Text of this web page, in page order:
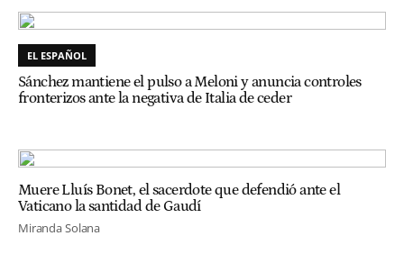
EL ESPAÑOL
Sánchez mantiene el pulso a Meloni y anuncia controles
fronterizos ante la negativa de Italia de ceder
Muere Lluís Bonet, el sacerdote que defendió ante el
Vaticano la santidad de Gaudí
Miranda Solana